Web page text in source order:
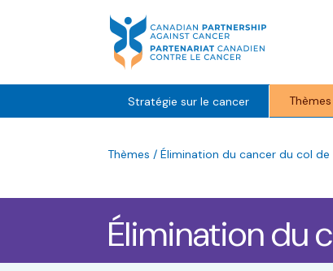
Stratégie sur le cancer Thèmes
Thèmes / Élimination du cancer du col de
Élimination du